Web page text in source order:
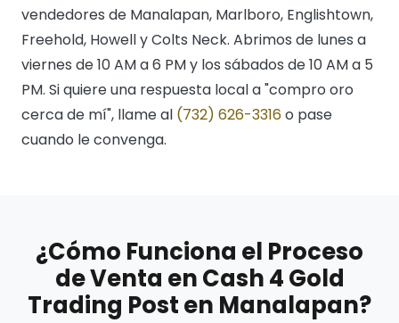
vendedores de Manalapan, Marlboro, Englishtown,
Freehold, Howell y Colts Neck. Abrimos de lunes a
viernes de 10 AM a 6 PM y los sábados de 10 AM a 5
PM. Si quiere una respuesta local a "compro oro
cerca de mí", llame al (732) 626-3316o pase
cuando le convenga.
¿Cómo Funciona el Proceso
de Venta en Cash 4 Gold
Trading Post en Manalapan?